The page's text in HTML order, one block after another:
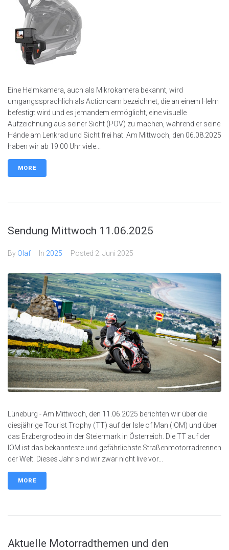
Eine Helmkamera, auch als Mikrokamera bekannt, wird
umgangssprachlich als Actioncam bezeichnet, die an einem Helm
befestigt wird und es jemandem ermöglicht, eine visuelle
Aufzeichnung aus seiner Sicht (POV) zu machen, während er seine
Hände am Lenkrad und Sicht frei hat. Am Mittwoch, den 06.08.2025
haben wir ab 19:00 Uhr viele...
MORE
Sendung Mittwoch 11.06.2025
By Olaf In 2025 Posted 2. Juni 2025
Lüneburg - Am Mittwoch, den 11.06.2025 berichten wir über die
diesjährige Tourist Trophy (TT) auf der Isle of Man (IOM) und über
das Erzbergrodeo in der Steiermark in Österreich. Die TT auf der
IOM ist das bekannteste und gefährlichste Straßenmotorradrennen
der Welt. Dieses Jahr sind wir zwar nicht live vor...
MORE
Aktuelle Motorradthemen und den